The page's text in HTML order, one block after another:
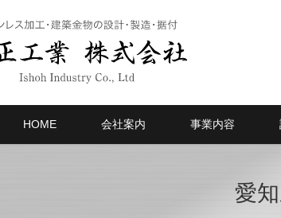
HOME 会社案内 事業内容
愛